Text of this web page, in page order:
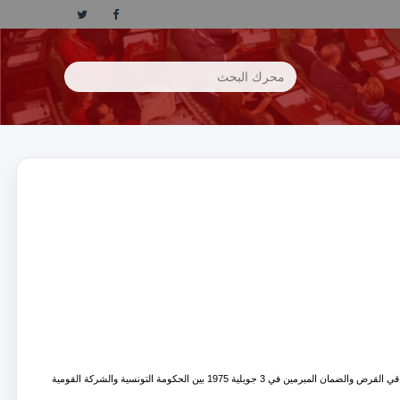
قانون عدد 63 لسنة 1975 مؤرخ في 14 نوفمبر 1975 يتعلق بالمصادقة على المرسوم عدد 1 لسنة 1975 المؤرخ في أول أكتوبر 1975 المتعلق بالمصادقة على إتفاقي القرض والضمان المبرمين في 3 جويلية 1975 بين الحكومة التونسية والشركة القومية